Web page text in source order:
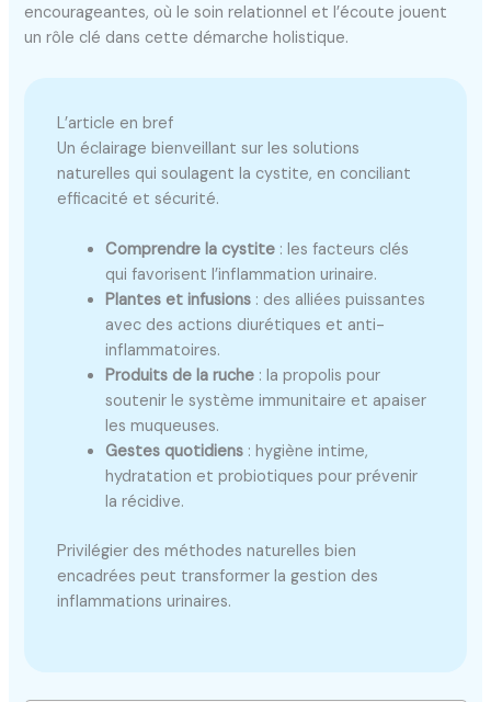
encourageantes, où le soin relationnel et l’écoute jouent
un rôle clé dans cette démarche holistique.
L’article en bref
Un éclairage bienveillant sur les solutions
naturelles qui soulagent la cystite, en conciliant
efficacité et sécurité.
Comprendre la cystite : les facteurs clés
qui favorisent l’inflammation urinaire.
Plantes et infusions : des alliées puissantes
avec des actions diurétiques et anti-
inflammatoires.
Produits de la ruche : la propolis pour
soutenir le système immunitaire et apaiser
les muqueuses.
Gestes quotidiens : hygiène intime,
hydratation et probiotiques pour prévenir
la récidive.
Privilégier des méthodes naturelles bien
encadrées peut transformer la gestion des
inflammations urinaires.